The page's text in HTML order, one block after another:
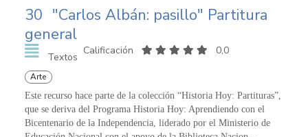
30 "Carlos Albán: pasillo" Partitura
general
Textos
Calificación 0,0
Arte
Este recurso hace parte de la colección “Historia Hoy: Partituras”,
que se deriva del Programa Historia Hoy: Aprendiendo con el
Bicentenario de la Independencia, liderado por el Ministerio de